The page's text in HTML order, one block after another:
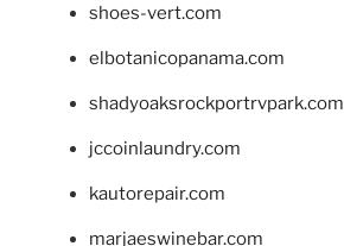
shoes-vert.com
elbotanicopanama.com
shadyoaksrockportrvpark.com
jccoinlaundry.com
kautorepair.com
marjaeswinebar.com